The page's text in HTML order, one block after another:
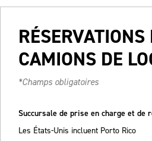
RÉSERVATIONS
CAMIONS DE
*Champs obligatoires
Succursale de prise en charge et de
Les États-Unis incluent Porto Rico